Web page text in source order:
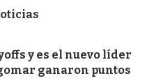
y es el nuevo líder
ganaron puntos